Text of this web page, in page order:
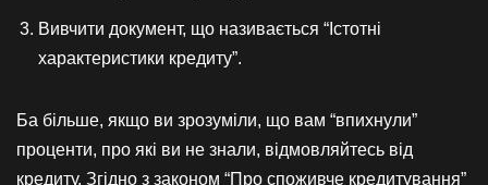
Вивчити документ, що називається “Істотні
характеристики кредиту”.
Ба більше, якщо ви зрозуміли, що вам “впихнули”
проценти, про які ви не знали, відмовляйтесь від
кредиту. Згідно з законом “Про споживче кредитування”